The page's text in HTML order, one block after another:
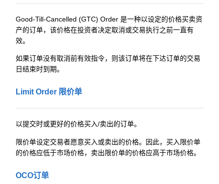
Good-Till-Cancelled (GTC) Order 是一种以设定的价格买卖资
产的订单，该价格在投资者决定取消或交易执行之前一直有
效。
如果订单没有取消前有效指令，则该订单将在下达订单的交易
日结束时到期。
Limit Order 限价单
以提交时或更好的价格买入/卖出的订单。
限价单设定交易者愿意买入或卖出的价格。因此，买入限价单
的价格应低于市场价格，卖出限价单的价格应高于市场价格。
OCO订单